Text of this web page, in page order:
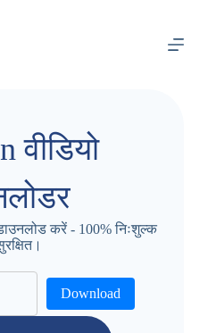
वीडियो
करें - 100% निःशुल्क
Download